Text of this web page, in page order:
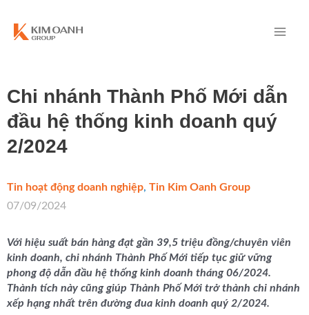
Chi nhánh Thành Phố Mới dẫn
đầu hệ thống kinh doanh quý
2/2024
Tin hoạt động doanh nghiệp, Tin Kim Oanh Group
07/09/2024
Với hiệu suất bán hàng đạt gần 39,5 triệu đồng/chuyên viên
kinh doanh, chi nhánh Thành Phố Mới tiếp tục giữ vững
phong độ dẫn đầu hệ thống kinh doanh tháng 06/2024.
Thành tích này cũng giúp Thành Phố Mới trở thành chi nhánh
xếp hạng nhất trên đường đua kinh doanh quý 2/2024.